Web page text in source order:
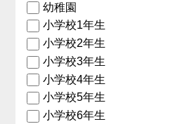
幼稚園
小学校1年生
小学校2年生
小学校3年生
小学校4年生
小学校5年生
小学校6年生